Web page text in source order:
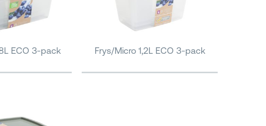
ECO 3-pack Frys/Micro 1,2L ECO 3-pack